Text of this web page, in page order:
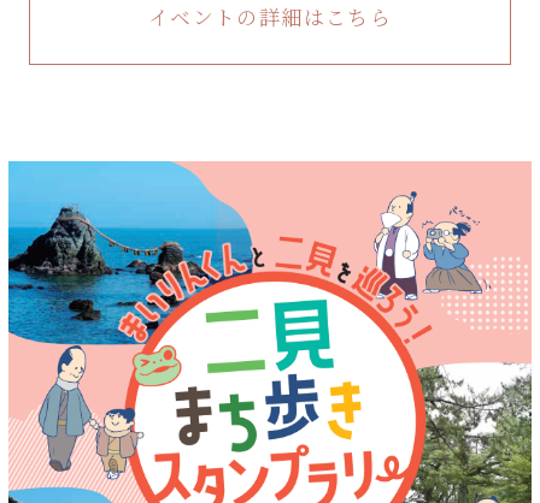
イベントの詳細はこちら